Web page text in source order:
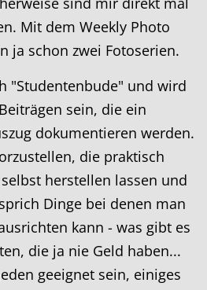
Mit dem Weekly Photo
ja schon zwei Fotoserien.
"Studentenbude" und wird
sein, die ein
dokumentieren werden.
die praktisch
herstellen lassen und
Dinge bei denen man
kann - was gibt es
die ja nie Geld haben...
geeignet sein, einiges